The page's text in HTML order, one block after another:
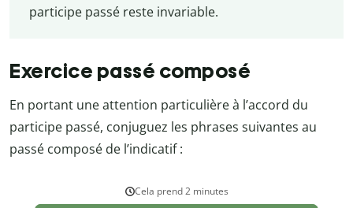
participe passé reste invariable.
Exercice passé composé
En portant une attention particulière à l’accord du
participe passé, conjuguez les phrases suivantes au
passé composé de l’indicatif :